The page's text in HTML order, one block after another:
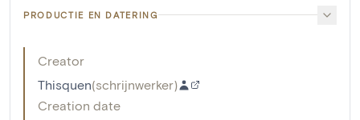
PRODUCTIE EN DATERING
Creator
Thisquen(schrijnwerker)
Creation date